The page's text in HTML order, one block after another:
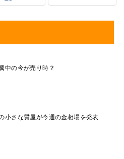
中の今が売り時？
小さな質屋が今週の金相場を発表